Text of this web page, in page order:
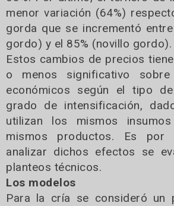
menor variación (64%)
gorda que se incrementó
gordo) y el 85% (novillo gordo).
Estos cambios de precios
o menos significativo
económicos según el tipo
grado de intensificación,
utilizan los mismos
mismos productos. Es por
analizar dichos efectos se
planteos técnicos.
Los modelos
Para la cría se consideró un